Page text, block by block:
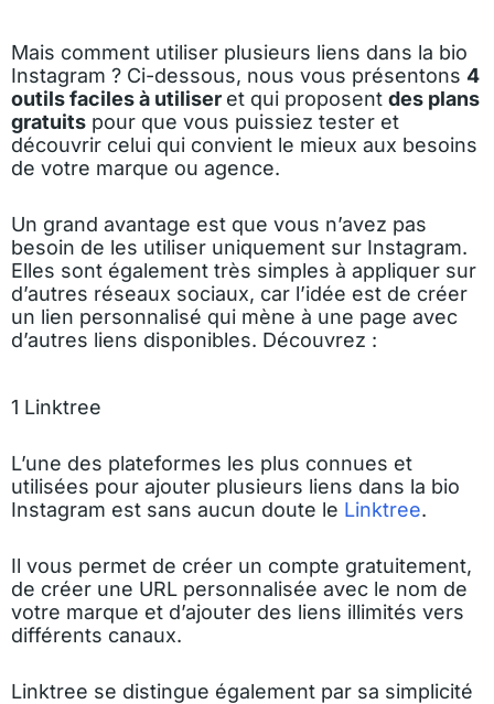
Mais comment utiliser plusieurs liens dans la bio
Instagram ? Ci-dessous, nous vous présentons 4
outils faciles à utiliser et qui proposent des plans
gratuits pour que vous puissiez tester et
découvrir celui qui convient le mieux aux besoins
de votre marque ou agence.
Un grand avantage est que vous n’avez pas
besoin de les utiliser uniquement sur Instagram.
Elles sont également très simples à appliquer sur
d’autres réseaux sociaux, car l’idée est de créer
un lien personnalisé qui mène à une page avec
d’autres liens disponibles. Découvrez :
1 Linktree
L’une des plateformes les plus connues et
utilisées pour ajouter plusieurs liens dans la bio
Instagram est sans aucun doute le Linktree.
Il vous permet de créer un compte gratuitement,
de créer une URL personnalisée avec le nom de
votre marque et d’ajouter des liens illimités vers
différents canaux.
Linktree se distingue également par sa simplicité